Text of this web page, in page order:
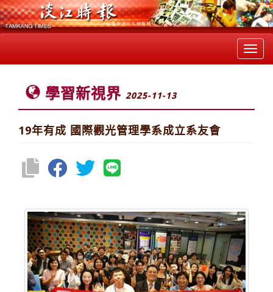
學習新視界 2025-11-13
19年有成 國際觀光管理學系成立系友會